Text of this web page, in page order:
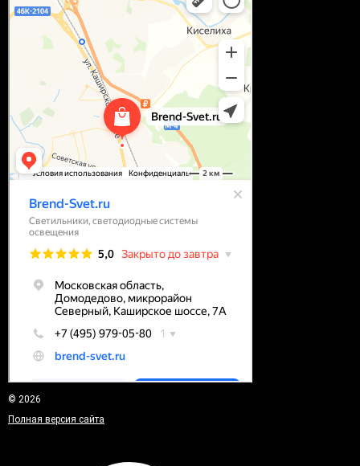
© 2026
Полная версия сайта